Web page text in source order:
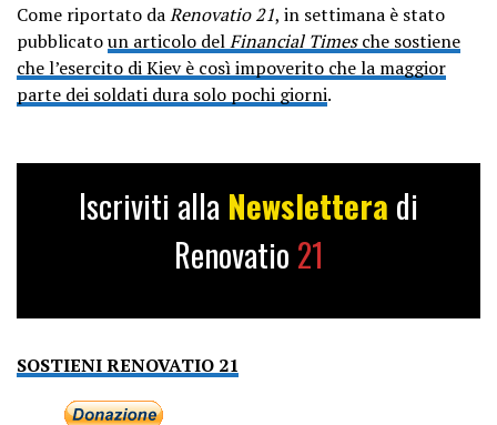
Come riportato daRenovatio 21, in settimana è stato
pubblicatoun articolo delFinancial Timesche sostiene
che l’esercito di Kiev è così impoverito che la maggior
parte dei soldati dura solo pochi giorni.
Iscriviti alla Newslettera di
Renovatio 21
SOSTIENI RENOVATIO 21